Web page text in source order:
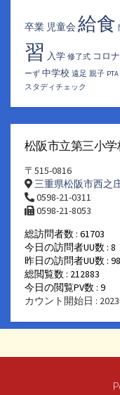
卒業 児童会 給食
習 入学 修了式 コロナ
ーず 中学校 遠足 親子 PTA
スタディチェック
松阪市立第三小学
〒515-0816
三重県松阪市西之
0598-21-0311
0598-21-8053
総訪問者数 : 61703
今日の訪問者UU数 : 8
昨日の訪問者UU数 : 98
総閲覧数 : 212883
今日の閲覧PV数 : 9
カウント開始日 :